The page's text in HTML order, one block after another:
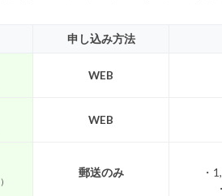
申し込み方法
WEB
WEB
郵送のみ
・